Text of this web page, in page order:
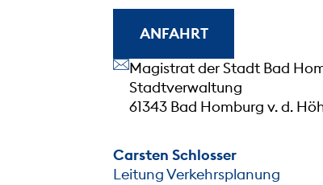
ANFAHRT
Unsere Anschrift
Magistrat der Stadt Bad
Stadtverwaltung
61343 Bad Homburg v. d.
Carsten Schlosser
Leitung Verkehrsplanung